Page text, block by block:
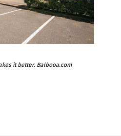
it better. Balbooa.com